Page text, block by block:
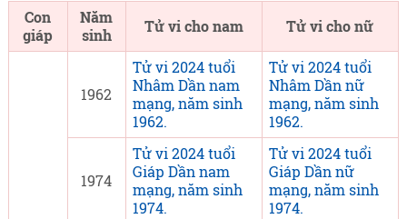
Con
giáp
Năm
sinh
Tử vi cho nam Tử vi cho nữ
1962
Tử vi 2024 tuổi
Nhâm Dần nam
mạng, năm sinh
1962.
Tử vi 2024 tuổi
Nhâm Dần nữ
mạng, năm sinh
1962.
1974
Tử vi 2024 tuổi
Giáp Dần nam
mạng, năm sinh
1974.
Tử vi 2024 tuổi
Giáp Dần nữ
mạng, năm sinh
1974.